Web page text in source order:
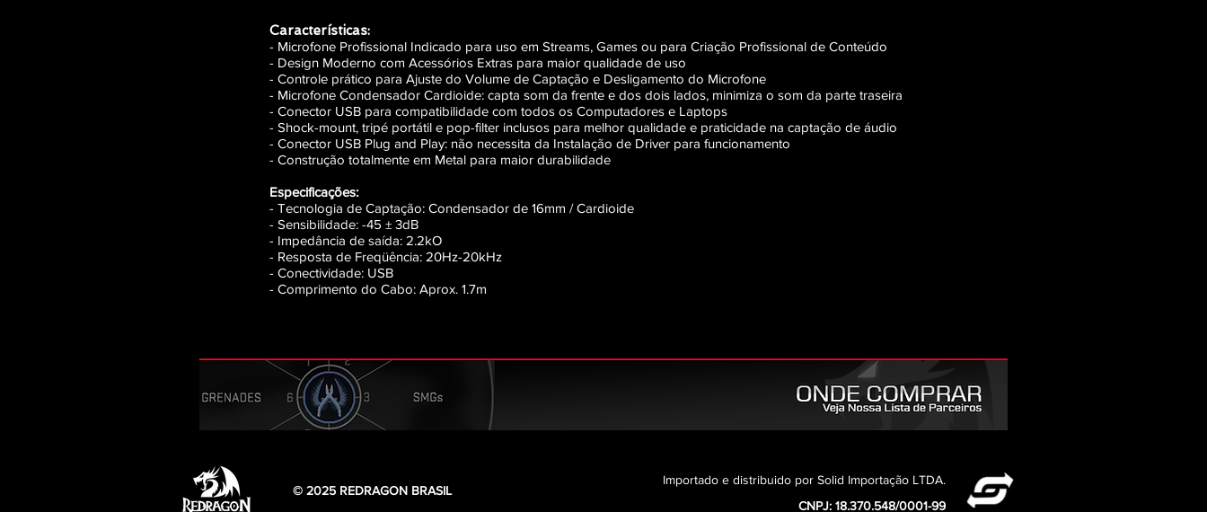
Características:
- Microfone Profissional Indicado para uso em Streams, Games ou para Criação Profissional de Conteúdo
- Design Moderno com Acessórios Extras para maior qualidade de uso
- Controle prático para Ajuste do Volume de Captação e Desligamento do Microfone
- Microfone Condensador Cardioide: capta som da frente e dos dois lados, minimiza o som da parte traseira
- Conector USB para compatibilidade com todos os Computadores e Laptops
- Shock-mount, tripé portátil e pop-filter inclusos para melhor qualidade e praticidade na captação de áudio
- Conector USB Plug and Play: não necessita da Instalação de Driver para funcionamento
- Construção totalmente em Metal para maior durabilidade
Especificações:
- Tecnologia de Captação: Condensador de 16mm / Cardioide
- Sensibilidade: -45 ± 3dB
- Impedância de saída: 2.2kO
- Resposta de Freqüência: 20Hz-20kHz
- Conectividade: USB
- Comprimento do Cabo: Aprox. 1.7m
© 2025 REDRAGON BRASIL
Importado e distribuido por Solid Importação LTDA.
CNPJ: 18.370.548/0001-99